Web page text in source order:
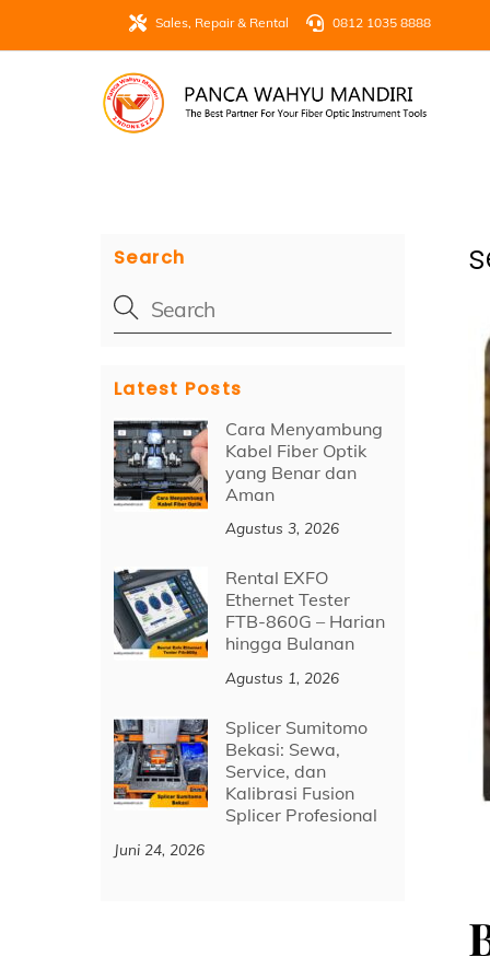
to
Sales, Repair & Rental 0812 1035 8888
Search
Latest Posts
Cara Menyambung
Kabel Fiber Optik
yang Benar dan
Aman
Agustus 3, 2026
Rental EXFO
Ethernet Tester
FTB-860G – Harian
hingga Bulanan
Agustus 1, 2026
Splicer Sumitomo
Bekasi: Sewa,
Service, dan
Kalibrasi Fusion
Splicer Profesional
Juni 24, 2026